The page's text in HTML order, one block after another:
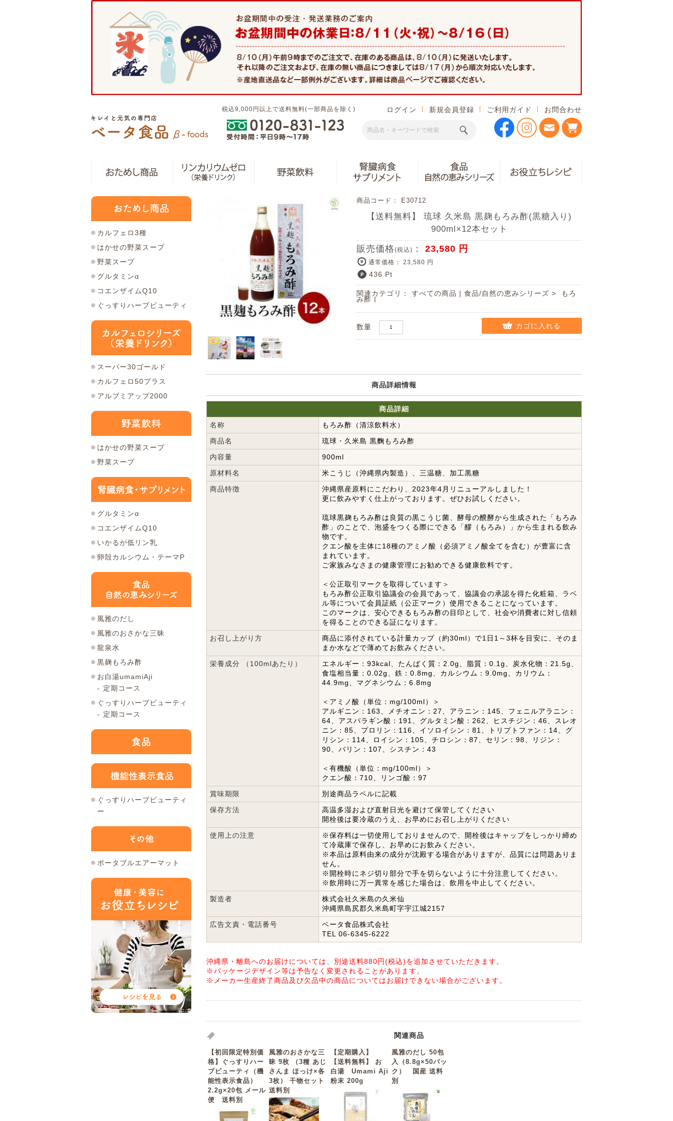
税込9,000円以上で送料無料(一部商品を除く) ログイン 新規会員登録 ご利用ガイド お問合わせ
カルフェロ3種
はかせの野菜スープ
野菜スープ
グルタミンα
コエンザイムQ10
ぐっすりハーブビューティ
スーパー30ゴールド
カルフェロ50プラス
アルブミアップ2000
はかせの野菜スープ
野菜スープ
グルタミンα
コエンザイムQ10
いかるが低リン乳
卵殻カルシウム・テーマP
風雅のだし
風雅のおさかな三昧
龍泉水
黒麹もろみ酢
お白湯umamiAji
定期コース
ぐっすりハーブビューティ
定期コース
ぐっすりハーブビューティ
ー
ポータブルエアーマット
商品コード： E30712
【送料無料】 琉球 久米島 黒麹もろみ酢(黒糖入り)
900ml×12本セット
販売価格(税込) ： 23,580 円
通常価格： 23,580 円
436 Pt
関連カテゴリ： すべての商品 | 食品/自然の恵みシリーズ > もろ
み酢 |
数量 カゴに入れる
商品詳細情報
商品詳細
名称
もろみ酢（清涼飲料水）
商品名
琉球・久米島 黒麴もろみ酢
内容量
900ml
原材料名
米こうじ（沖縄県内製造）、三温糖、加工黒糖
商品特徴
沖縄県産原料にこだわり、2023年4月リニューアルしました！
更に飲みやすく仕上がっております。ぜひお試しください。
琉球黒麹もろみ酢は良質の黒こうじ菌、酵母の醗酵から生成された「もろみ
酢」のことで、泡盛をつくる際にできる「醪（もろみ）」から生まれる飲み
物です。
クエン酸を主体に18種のアミノ酸（必須アミノ酸全てを含む）が豊富に含
まれています。
ご家族みなさまの健康管理にお勧めできる健康飲料です。
＜公正取引マークを取得しています＞
もろみ酢公正取引協議会の会員であって、協議会の承認を得た化粧箱、ラベ
ル等について会員証紙（公正マーク）使用できることになっています。
このマークは、安心できるもろみ酢の目印として、社会や消費者に対し信頼
を得ることのできる証になります。
お召し上がり方
商品に添付されている計量カップ（約30ml）で1日1～3杯を目安に、そのま
まか水などで薄めてお飲みください。
栄養成分 （100mlあたり）
エネルギー：93kcal、たんぱく質：2.0g、脂質：0.1g、炭水化物：21.5g、
食塩相当量：0.02g、鉄：0.8mg、カルシウム：9.0mg、カリウム：
44.9mg、マグネシウム：6.8mg
＜アミノ酸（単位：mg/100ml）＞
アルギニン：163、メチオニン：27、アラニン：145、フェニルアラニン：
64、アスパラギン酸：191、グルタミン酸：262、ヒスチジン：46、スレオ
ニン：85、プロリン：116、イソロイシン：81、トリプトファン：14、グ
リシン：114、ロイシン：105、チロシン：87、セリン：98、リジン：
90、バリン：107、シスチン：43
＜有機酸（単位：mg/100ml）＞
クエン酸：710、リンゴ酸：97
賞味期限
別途商品ラベルに記載
保存方法
高温多湿および直射日光を避けて保管してください
開栓後は要冷蔵のうえ、お早めにお召し上がりください
使用上の注意
※保存料は一切使用しておりませんので、開栓後はキャップをしっかり締め
て冷蔵庫で保存し、お早めにお飲みください。
※本品は原料由来の成分が沈殿する場合がありますが、品質には問題ありま
せん。
※開栓時にネジ切り部分で手を切らないように十分注意してください。
※飲用時に万一異常を感じた場合は、飲用を中止してください。
製造者
株式会社久米島の久米仙
沖縄県島尻郡久米島町字宇江城2157
広告文責・電話番号
ベータ食品株式会社
TEL 06-6345-6222
沖縄県・離島へのお届けについては、別途送料880円(税込)を追加させていただきます。
※パッケージデザイン等は予告なく変更されることがあります。
※メーカー生産終了商品及び欠品中の商品についてはお届けできない場合がございます。
関連商品
【初回限定特別価
格】ぐっすりハー
ブビューティ（機
能性表示食品）
2.2g×20包 メール
便 送料別
風雅のおさかな三
昧 9枚 （3種 あじ
さんま ほっけ×各
3枚） 干物セット
送料別
【定期購入】
【送料無料】 お
白湯 Umami Aji
粉末 200g
風雅のだし 50包
入（8.8g×50パッ
ク） 国産 送料
別